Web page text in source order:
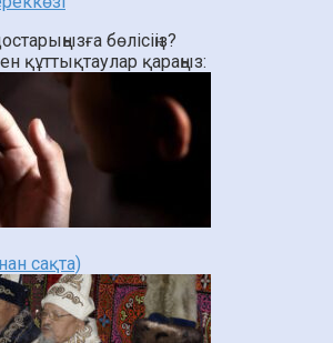
бөлісіңіз?
құттықтаулар қараңыз:
сақта)